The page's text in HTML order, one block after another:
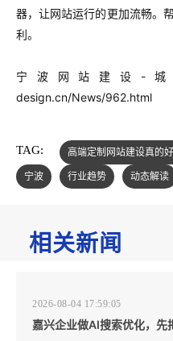
器，让网站运行的更加流畅。
利。
宁波网站建设-城
design.cn/News/962.html
TAG: 高端定制网站建设真的好
宁波
行业趋势 动态解读
相关新闻
2026-08-04 17:59:05
嘉兴企业做AI搜索优化，先